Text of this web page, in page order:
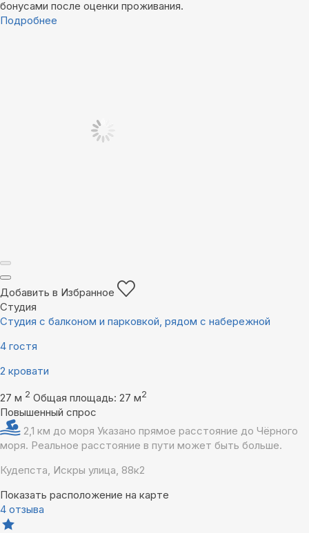
бонусами после оценки проживания.
Подробнее
Добавить в Избранное
Студия
Студия с балконом и парковкой, рядом с набережной
4 гостя
2 кровати
27 м 2 Общая площадь: 27 м2
Повышенный спрос
2,1 км до моря Указано прямое расстояние до Чёрного
моря. Реальное расстояние в пути может быть больше.
Кудепста, Искры улица, 88к2
Показать расположение на карте
4 отзыва